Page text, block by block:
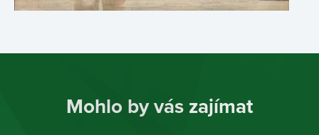
Mohlo by vás zajímat